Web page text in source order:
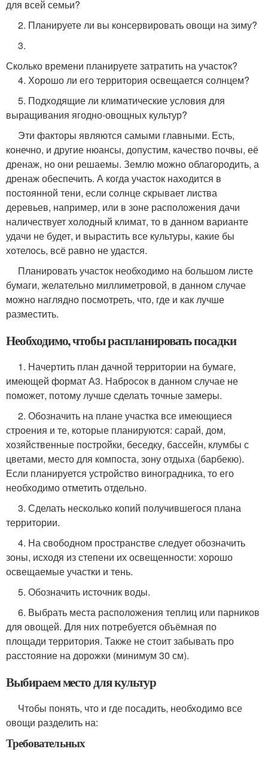
для всей семьи?
2. Планируете ли вы консервировать овощи на зиму?
3.
Сколько времени планируете затратить на участок?
4. Хорошо ли его территория освещается солнцем?
5. Подходящие ли климатические условия для
выращивания ягодно-овощных культур?
Эти факторы являются самыми главными. Есть,
конечно, и другие нюансы, допустим, качество почвы, её
дренаж, но они решаемы. Землю можно облагородить, а
дренаж обеспечить. А когда участок находится в
постоянной тени, если солнце скрывает листва
деревьев, например, или в зоне расположения дачи
наличествует холодный климат, то в данном варианте
удачи не будет, и вырастить все культуры, какие бы
хотелось, всё равно не удастся.
Планировать участок необходимо на большом листе
бумаги, желательно миллиметровой, в данном случае
можно наглядно посмотреть, что, где и как лучше
разместить.
Необходимо, чтобы распланировать посадки
1. Начертить план дачной территории на бумаге,
имеющей формат А3. Набросок в данном случае не
поможет, потому лучше сделать точные замеры.
2. Обозначить на плане участка все имеющиеся
строения и те, которые планируются: сарай, дом,
хозяйственные постройки, беседку, бассейн, клумбы с
цветами, место для компоста, зону отдыха (барбекю).
Если планируется устройство виноградника, то его
необходимо отметить отдельно.
3. Сделать несколько копий получившегося плана
территории.
4. На свободном пространстве следует обозначить
зоны, исходя из степени их освещенности: хорошо
освещаемые участки и тень.
5. Обозначить источник воды.
6. Выбрать места расположения теплиц или парников
для овощей. Для них потребуется объёмная по
площади территория. Также не стоит забывать про
расстояние на дорожки (минимум 30 см).
Выбираем место для культур
Чтобы понять, что и где посадить, необходимо все
овощи разделить на:
Требовательных